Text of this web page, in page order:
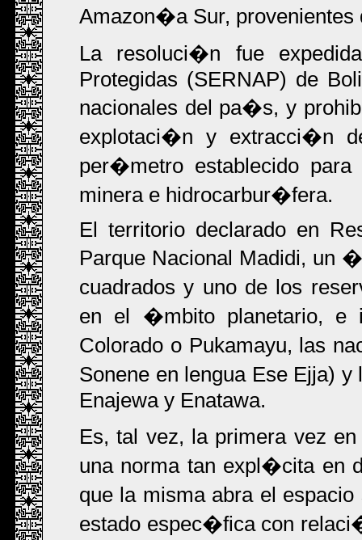
Amazon�a Sur, provenientes
La resoluci�n fue
Protegidas (SERNAP) de
nacionales del pa�s, y
explotaci�n y extracci�n
per�metro establecido
minera e hidrocarbur�fera.
El territorio declarado en
Parque Nacional Madidi, un
cuadrados y uno de los
en el �mbito planetario, e
Colorado o Pukamayu, las
Sonene en lengua Ese Ejja)
Enajewa y Enatawa.
Es, tal vez, la primera vez
una norma tan expl�cita en
que la misma abra el
estado espec�fica con